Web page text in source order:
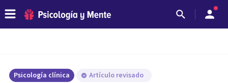
Psicología clínica Artículo revisado